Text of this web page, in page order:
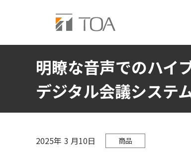
明瞭な音声でのハイ
デジタル会議システ
2025年 3 月10日 商品